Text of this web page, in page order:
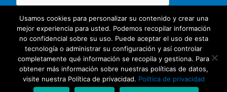
© 2026 Unate. CC Creative Commons
Usamos cookies para personalizar su contenido y crear una
mejor experiencia para usted. Podemos recopilar información
no confidencial sobre su uso. Puede aceptar el uso de esta
tecnología o administrar su configuración y así controlar
completamente qué información se recopila y gestiona. Para
obtener más información sobre nuestras políticas de datos,
visite nuestra Política de privacidad. Política de privacidad